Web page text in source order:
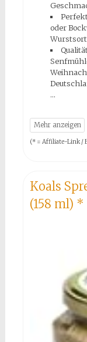
oder
(* = Affiliate-Link /
Koals
(158 ml) *